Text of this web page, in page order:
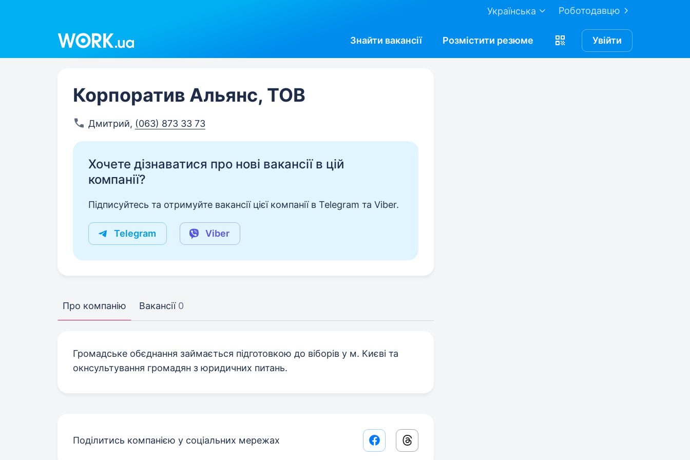
Роботодавцю
Українська
Знайти вакансії Розмістити резюме Увійти
Корпоратив Альянс, ТОВ
Дмитрий, (063) 873 33 73
Хочете дізнаватися про нові вакансії в цій
компанії?
Підписуйтесь та отримуйте вакансії цієї компанії в Telegram та Viber.
Telegram Viber
Про компанію Вакансії 0
Громадське обєднання займається підготовкою до віборів у м. Києві та
окнсультування громадян з юридичних питань.
Поділитись компанією у соціальних мережах Facebook share link
Threads share link